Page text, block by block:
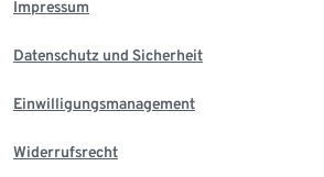
Impressum
Datenschutz und Sicherheit
Einwilligungsmanagement
Widerrufsrecht